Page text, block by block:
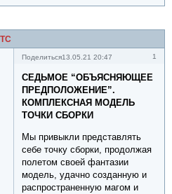
Поделиться 1
13.05.21 20:47
СЕДЬМОЕ “ОБЪЯСНЯЮЩЕЕ
ПРЕДПОЛОЖЕНИЕ”.
КОМПЛЕКСНАЯ МОДЕЛЬ
ТОЧКИ СБОРКИ
Мы привыкли представлять
себе точку сборки, продолжая
полетом своей фантазии
модель, удачно созданную и
распространенную магом и